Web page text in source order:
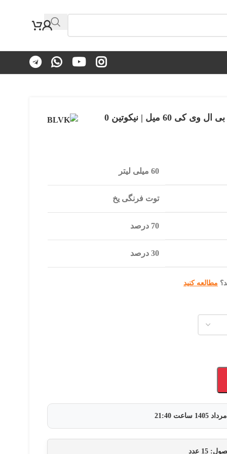
میل | نیکوتین 0
60 میلی لیتر
توت فرنگی یخ
70 درصد
30 درصد
مطالعه کنید
ساعت 21:40
15 عدد